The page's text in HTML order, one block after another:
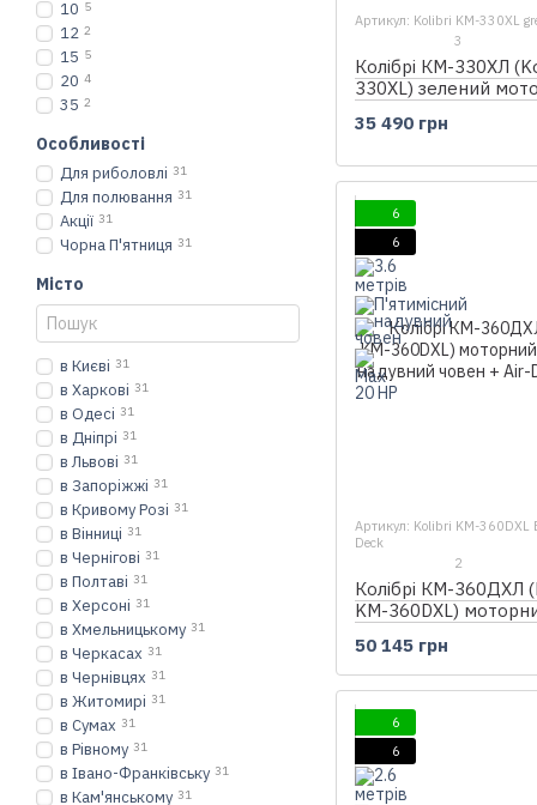
Артикул: Kolibri KM-330XL
3
Колібрі КМ-330ХЛ
330XL) зелений
35 490 грн
6
6
Артикул: Kolibri KM-360DXL
Deck
2
Колібрі КМ-360ДХЛ
KM-360DXL)
Air-Deck
50 145 грн
6
6
10 5
12 2
15 5
20 4
35 2
Особливості
Для риболовлі 31
Для полювання 31
Акції 31
Чорна П'ятниця 31
Місто
в Києві 31
в Харкові 31
в Одесі 31
в Дніпрі 31
в Львові 31
в Запоріжжі 31
в Кривому Розі 31
в Вінниці 31
в Чернігові 31
в Полтаві 31
в Херсоні 31
в Хмельницькому 31
в Черкасах 31
в Чернівцях 31
в Житомирі 31
в Сумах 31
в Рівному 31
в Івано-Франківську 31
в Кам'янському 31